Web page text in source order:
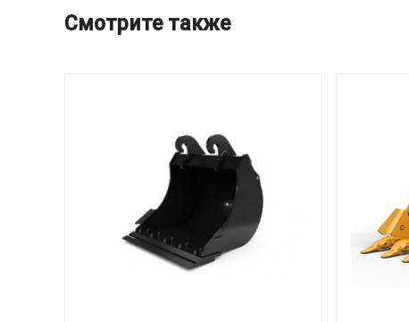
Смотрите также